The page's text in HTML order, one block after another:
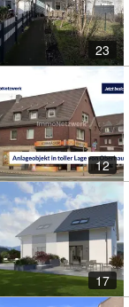
23
12
17